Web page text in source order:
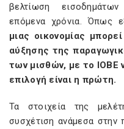
βελτίωση
επόμενα χρόνια. Όπως
μιας οικονομίας
αύξησης της
των μισθών, με το ΙΟΒΕ
επιλογή είναι η πρώτη.
Τα στοιχεία της
συσχέτιση ανάμεσα στην